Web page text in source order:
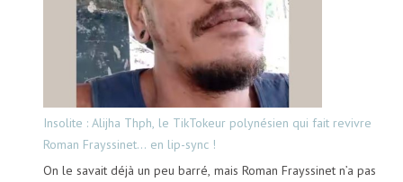
Insolite : Alijha Thph, le TikTokeur polynésien qui fait revivre
Roman Frayssinet… en lip-sync !
On le savait déjà un peu barré, mais Roman Frayssinet n’a pas